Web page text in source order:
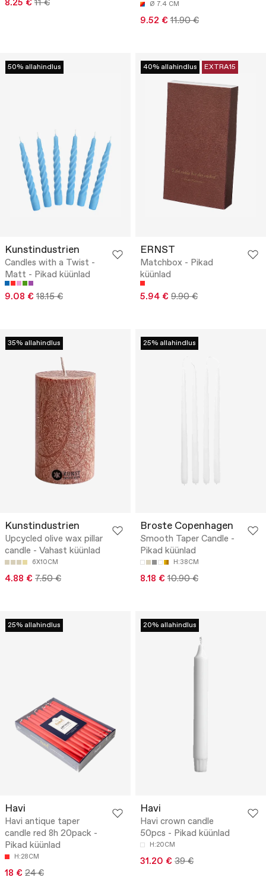
8.25 € 11 € Ø 7.4 CM
9.52 € 11.90 €
50% allahindlus
Kunstindustrien
Candles with a Twist -
Matt - Pikad küünlad
9.08 € 18.15 €
40% allahindlus EXTRA15
ERNST
Matchbox - Pikad
küünlad
5.94 € 9.90 €
35% allahindlus
Kunstindustrien
Upcycled olive wax pillar
candle - Vahast küünlad
6X10CM
4.88 € 7.50 €
25% allahindlus
Broste Copenhagen
Smooth Taper Candle -
Pikad küünlad
H:38CM
8.18 € 10.90 €
25% allahindlus
Havi
Havi antique taper
candle red 8h 20pack -
Pikad küünlad
H:28CM
18 € 24 €
20% allahindlus
Havi
Havi crown candle
50pcs - Pikad küünlad
H:20CM
31.20 € 39 €